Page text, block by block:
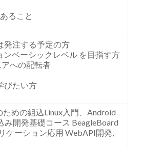
ること
発注する予定の方
ンベーシックレベル を目指す方
への配転者
びたい方
ための組込Linux入門、 Android
み開発基礎コース BeagleBoard
ケーション応用 WebAPI開発,